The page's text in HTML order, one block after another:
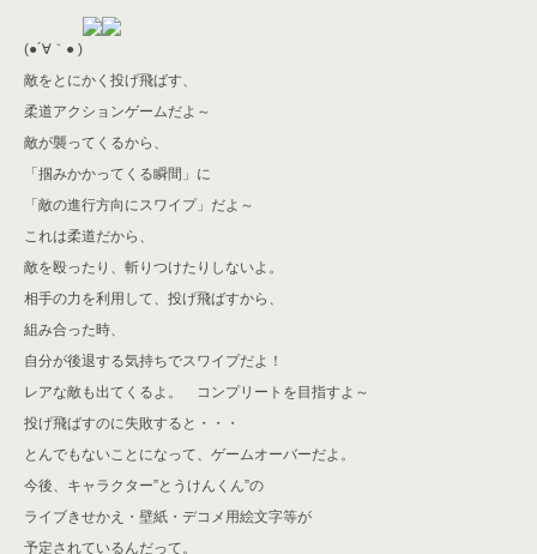
(●´∀｀● )
敵をとにかく投げ飛ばす、
柔道アクションゲームだよ～
敵が襲ってくるから、
「掴みかかってくる瞬間」に
「敵の進行方向にスワイプ」だよ～
これは柔道だから、
敵を殴ったり、斬りつけたりしないよ。
相手の力を利用して、投げ飛ばすから、
組み合った時、
自分が後退する気持ちでスワイプだよ！
レアな敵も出てくるよ。 コンプリートを目指すよ～
投げ飛ばすのに失敗すると・・・
とんでもないことになって、ゲームオーバーだよ。
今後、キャラクター”とうけんくん”の
ライブきせかえ・壁紙・デコメ用絵文字等が
予定されているんだって。